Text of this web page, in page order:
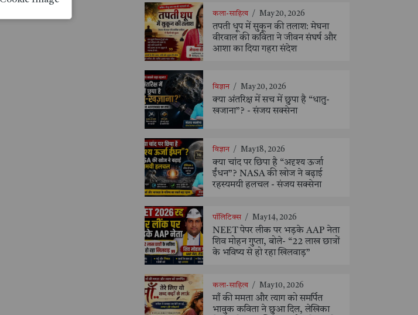
कला-साहित्य / May 20, 2026
तपती धूप में सुकून की तलाश: मेघना
वीरवाल की कविता ने जीवन संघर्ष और
आशा का दिया गहरा संदेश
विज्ञान / May 20, 2026
क्या अंतरिक्ष में सच में छुपा है “धातु-
खजाना”? - संजय सक्सेना
विज्ञान / May 18, 2026
क्या चांद पर छिपा है “अदृश्य ऊर्जा
ईंधन”? NASA की खोज ने बढ़ाई
रहस्यमयी हलचल - संजय सक्सेना
पॉलिटिक्स / May 14, 2026
NEET पेपर लीक पर भड़के AAP नेता
शिव मोहन गुप्ता, बोले- “22 लाख छात्रों
के भविष्य से हो रहा खिलवाड़”
कला-साहित्य / May 10, 2026
माँ की ममता और त्याग को समर्पित
भावुक कविता ने छुआ दिल, लेखिका